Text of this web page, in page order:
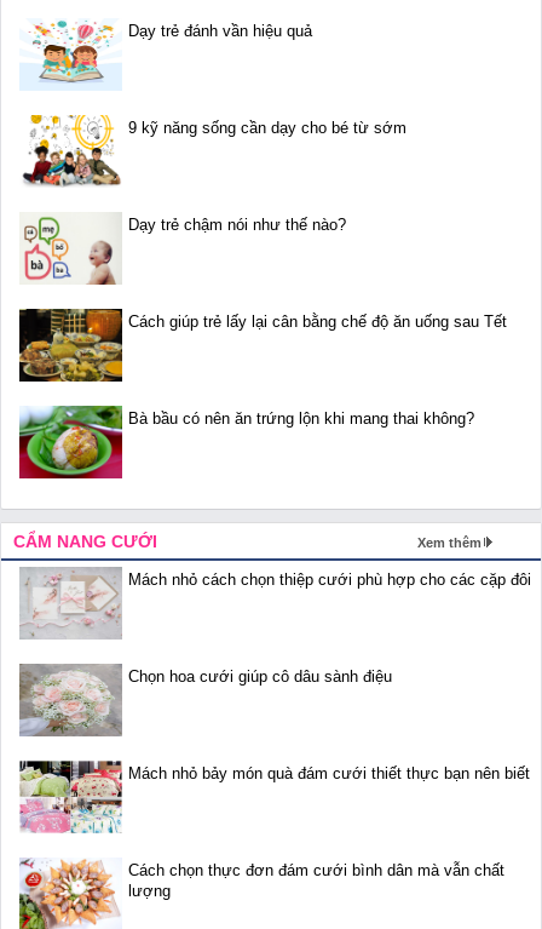
Dạy trẻ đánh vần hiệu quả
9 kỹ năng sống cần dạy cho bé từ sớm
Dạy trẻ chậm nói như thế nào?
Cách giúp trẻ lấy lại cân bằng chế độ ăn uống sau Tết
Bà bầu có nên ăn trứng lộn khi mang thai không?
CẨM NANG CƯỚI Xem thêm
Mách nhỏ cách chọn thiệp cưới phù hợp cho các cặp đôi
Chọn hoa cưới giúp cô dâu sành điệu
Mách nhỏ bảy món quà đám cưới thiết thực bạn nên biết
Cách chọn thực đơn đám cưới bình dân mà vẫn chất
lượng